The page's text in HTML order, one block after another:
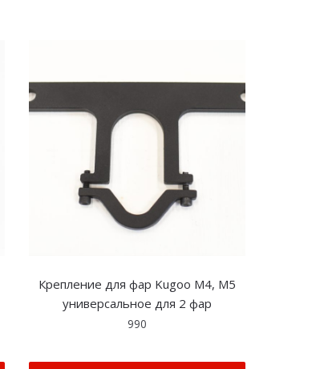
Крепление для фар Kugoo M4, M5
универсальное для 2 фар
990